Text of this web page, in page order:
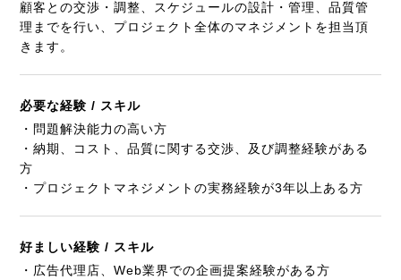
顧客との交渉・調整、スケジュールの設計・管理、品質管
理までを行い、プロジェクト全体のマネジメントを担当頂
きます。
必要な経験 / スキル
・問題解決能力の高い方
・納期、コスト、品質に関する交渉、及び調整経験がある
方
・プロジェクトマネジメントの実務経験が3年以上ある方
好ましい経験 / スキル
・広告代理店、Web業界での企画提案経験がある方